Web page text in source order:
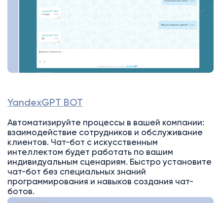
YandexGPT BOT
Автоматизируйте процессы в вашей компании:
взаимодействие сотрудников и обслуживание
клиентов. Чат-бот с искусственным
интеллектом будет работать по вашим
индивидуальным сценариям. Быстро установите
чат-бот без специальных знаний
программирования и навыков создания чат-
ботов.